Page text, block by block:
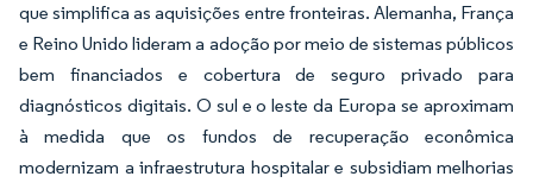
que simplifica as aquisições entre fronteiras. Alemanha, França
e Reino Unido lideram a adoção por meio de sistemas públicos
bem financiados e cobertura de seguro privado para
diagnósticos digitais. O sul e o leste da Europa se aproximam
à medida que os fundos de recuperação econômica
modernizam a infraestrutura hospitalar e subsidiam melhorias